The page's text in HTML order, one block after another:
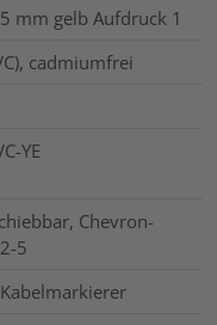
mm gelb Aufdruck 1
cadmiumfrei
YE
Chevron-
5